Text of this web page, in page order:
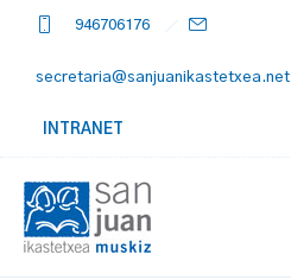
946706176
secretaria@sanjuanikastetxea.net
INTRANET